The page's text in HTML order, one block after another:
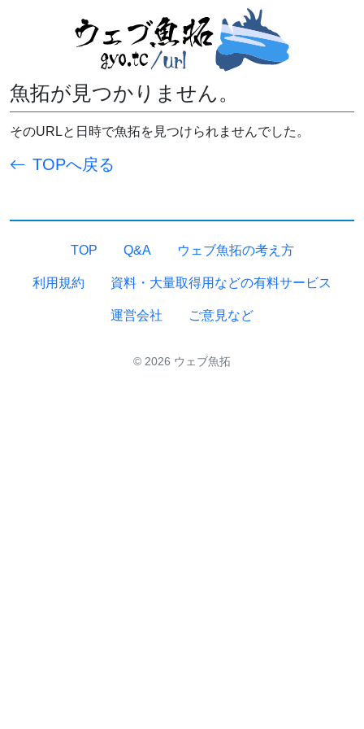
魚拓が見つかりません。
そのURLと日時で魚拓を見つけられませんでした。
TOPへ戻る
TOP Q&A ウェブ魚拓の考え方
利用規約 資料・大量取得用などの有料サービス
運営会社 ご意見など
© 2026 ウェブ魚拓